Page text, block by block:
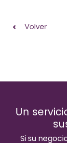
Volver
Un
Si su